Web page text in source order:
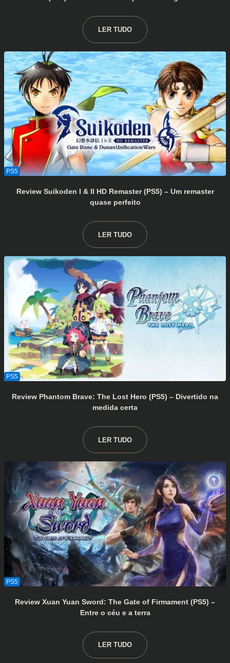
LER TUDO
Review Suikoden I & II HD Remaster (PS5) – Um remaster
quase perfeito
LER TUDO
Review Phantom Brave: The Lost Hero (PS5) – Divertido na
medida certa
LER TUDO
Review Xuan Yuan Sword: The Gate of Firmament (PS5) –
Entre o céu e a terra
LER TUDO